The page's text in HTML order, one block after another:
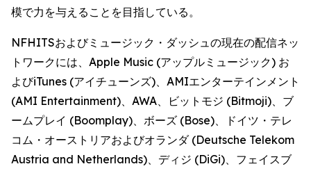
模で力を与えることを目指している。
NFHITSおよびミュージック・ダッシュの現在の配信ネッ
トワークには、Apple Music (アップルミュージック) お
よびiTunes (アイチューンズ)、AMIエンターテインメント
(AMI Entertainment)、AWA、ビットモジ (Bitmoji)、ブ
ームプレイ (Boomplay)、ボーズ (Bose)、ドイツ・テレ
コム・オーストリアおよびオランダ (Deutsche Telekom
Austria and Netherlands)、ディジ (DiGi)、フェイスブ